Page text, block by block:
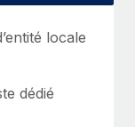
locale
dédié